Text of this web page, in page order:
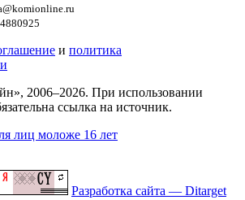
и политика
2006–2026. При использовании
ссылка на источник.
лиц моложе 16 лет
Разработка сайта — Ditarget